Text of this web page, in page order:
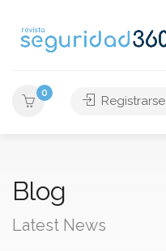
0
Registrarse
Blog
Latest News